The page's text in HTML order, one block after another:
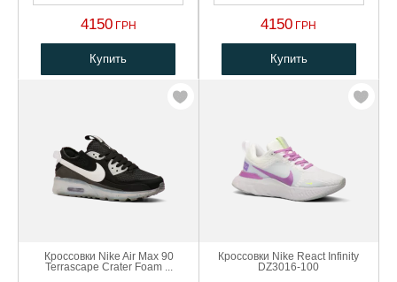
4150ГРН
Купить
4150 ГРН
Купить
Кроссовки Nike Air Max 90
Terrascape Crater Foam ...
Кроссовки Nike React Infinity
DZ3016-100